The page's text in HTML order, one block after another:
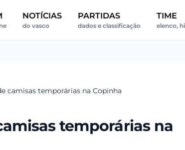
NOTÍCIAS
do vasco
PARTIDAS
dados e classificação
TIME
elenco,
camisas temporárias na Copinha
temporárias na